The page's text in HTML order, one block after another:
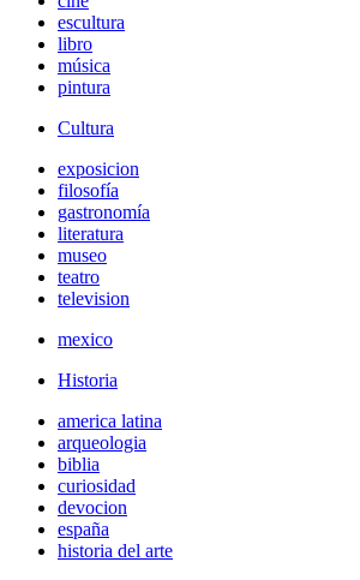
escultura
libro
música
pintura
Cultura
exposicion
filosofía
gastronomía
literatura
museo
teatro
television
mexico
Historia
america latina
arqueologia
biblia
curiosidad
devocion
españa
historia del arte